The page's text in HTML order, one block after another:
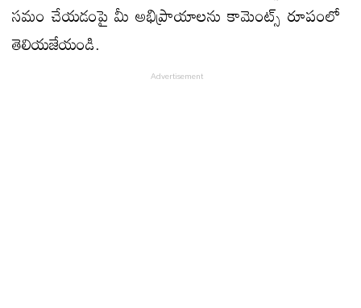
సమం చేయడంపై మీ అభిప్రాయాలను కామెంట్స్ రూపంలో
తెలియజేయండి.